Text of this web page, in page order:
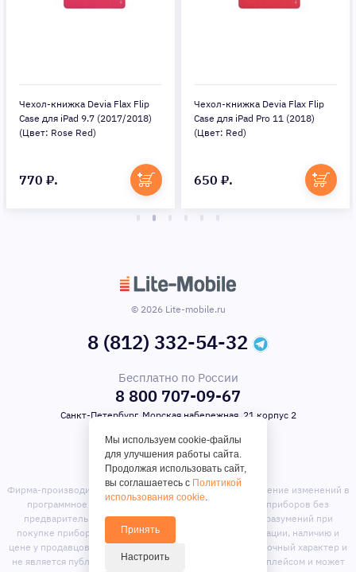
Чехол-книжка Devia Flax Flip
Case для iPad 9.7 (2017/2018)
(Цвет: Rose Red)
770 ₽.
Чехол-книжка Devia Flax Flip
Case для iPad Pro 11 (2018)
(Цвет: Red)
650 ₽.
© 2026 Lite-mobile.ru
8 (812) 332-54-32
Бесплатно по России
8 800 707-09-67
Санкт-Петербург, Морская набережная, 21 корпус 2
Фирма-производитель оставляет за собой право на внесение изменений в
программное обеспечение, дизайн и комплектацию приборов без
предварительного уведомления. Во избежание недоразумений при
покупке приборов уточняйте информацию о комплектации, наличию и
цене у продавцов. Вся информация на сайте носит справочный характер и
не является публичной офертой. Сайт является маркет-плейсом и может
Мы используем cookie-файлы
для улучшения работы сайта.
Продолжая использовать сайт,
вы соглашаетесь с Политикой
использования cookie.
Принять
Настроить